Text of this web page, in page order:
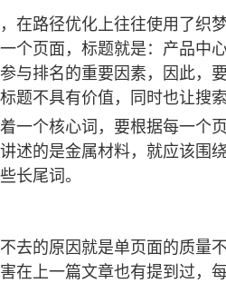
在路径优化上往往使用了织
个页面，标题就是：产品中
与排名的重要因素，因此，
题不具有价值，同时也让搜
一个核心词，要根据每一个
述的是金属材料，就应该围
长尾词。
去的原因就是单页面的质量
在上一篇文章也有提到过，